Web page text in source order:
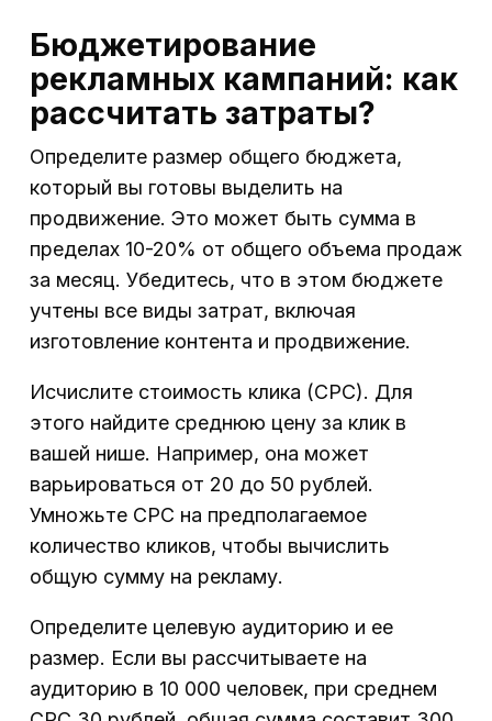
Бюджетирование
рекламных кампаний: как
рассчитать затраты?
Определите размер общего бюджета,
который вы готовы выделить на
продвижение. Это может быть сумма в
пределах 10-20% от общего объема продаж
за месяц. Убедитесь, что в этом бюджете
учтены все виды затрат, включая
изготовление контента и продвижение.
Исчислите стоимость клика (CPC). Для
этого найдите среднюю цену за клик в
вашей нише. Например, она может
варьироваться от 20 до 50 рублей.
Умножьте CPC на предполагаемое
количество кликов, чтобы вычислить
общую сумму на рекламу.
Определите целевую аудиторию и ее
размер. Если вы рассчитываете на
аудиторию в 10 000 человек, при среднем